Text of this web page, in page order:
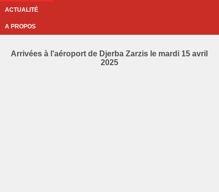
ACTUALITÉ
A PROPOS
Arrivées à l'aéroport de Djerba Zarzis le mardi 15 avril
2025